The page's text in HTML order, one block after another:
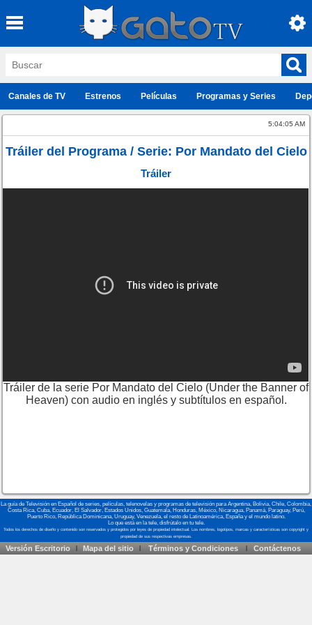
Canales de TV Estrenos Películas Programas y Series
5:04:05 AM
Tráiler del Programa / Serie: Por Mandato del Cielo
Tráiler
Tráiler de la serie Por Mandato del Cielo (Under the Banner of
Heaven) con audio en inglés y subtítulos en español.
La guía de Televisión en Español de series, películas, telenovelas y programas de televisión para Argentina, Bolivia, Chile, Colombia,
Costa Rica, Cuba, Ecuador, El Salvador, Estados Unidos, Guatemala, Honduras, México, Nicaragua, Panamá, Paraguay, Perú,
Puerto Rico, República Dominicana, Uruguay, Venezuela, el resto de Latinoamérica, España y el mundo latino.
Lo que está en la tele, disfrútalo en tu tele.
Versión Escritorio Mapa del sitio Términos y Condiciones Contáctenos